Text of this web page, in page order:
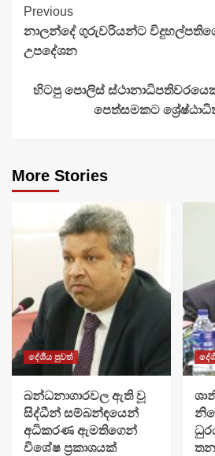
Continue
Reading
Previous
නාලන්දේ ගුරුවරියන්ට
උපදේශන
හිටපු පොලිස්
පෙත්සමකට
More Stories
දේශීය පුවත්
බන්ධනාගාරවල ඇති වූ
සිද්ධීන් සම්බන්ඳයෙන්
අධිකරණ ඇමතිගෙන්
විශේෂ ප්‍රකාශයක්